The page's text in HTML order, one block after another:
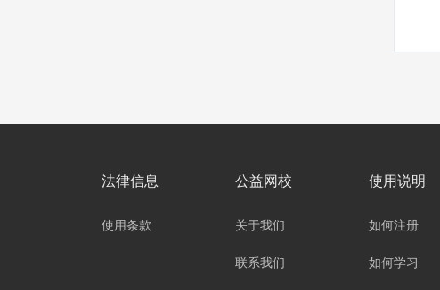
法律信息
使用条款
公益网校
关于我们
联系我们
使用说明
如何注册
如何学习